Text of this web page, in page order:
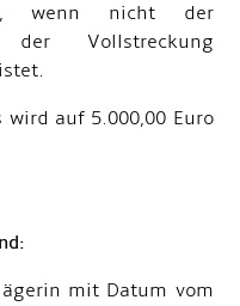
wenn nicht der
der Vollstreckung
auf 5.000,00 Euro
mit Datum vom